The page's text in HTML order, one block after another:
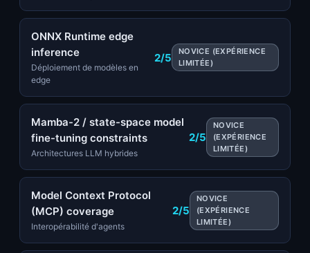
ONNX Runtime edge
inference
Déploiement de modèles en
edge
2/5
NOVICE (EXPÉRIENCE
LIMITÉE)
Mamba-2 / state-space model
fine-tuning constraints
Architectures LLM hybrides
2/5
NOVICE
(EXPÉRIENCE
LIMITÉE)
Model Context Protocol
(MCP) coverage
Interopérabilité d'agents
2/5
NOVICE
(EXPÉRIENCE
LIMITÉE)